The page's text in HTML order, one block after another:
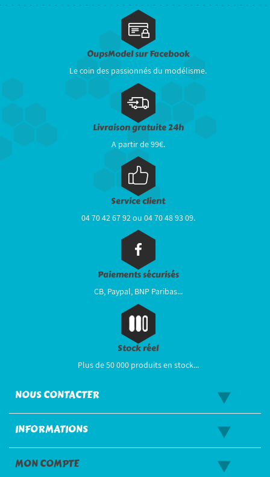
OupsModel sur Facebook
Le coin des passionnés du modélisme.
Livraison gratuite 24h
A partir de 99€.
Service client
04 70 42 67 92 ou 04 70 48 93 09.
Paiements sécurisés
CB, Paypal, BNP Paribas...
Stock réel
Plus de 50 000 produits en stock...
NOUS CONTACTER
INFORMATIONS
MON COMPTE